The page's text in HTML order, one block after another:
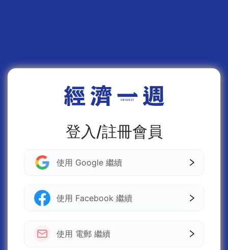
登入/註冊會員
使用 Google 繼續
使用 Facebook 繼續
使用 電郵 繼續